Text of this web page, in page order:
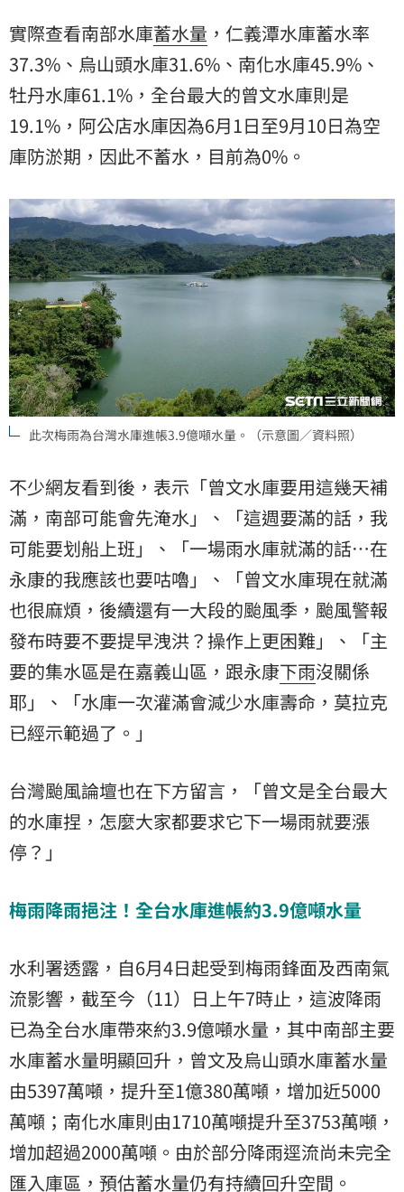
實際查看南部水庫蓄水量 ，仁義潭水庫蓄水率
37.3%、烏山頭水庫31.6%、南化水庫45.9%、
牡丹水庫61.1%，全台最大的曾文水庫則是
19.1%，阿公店水庫因為6月1日至9月10日為空
庫防淤期，因此不蓄水，目前為0%。
此次梅雨為台灣水庫進帳3.9億噸水量。（示意圖／資料照）
不少網友看到後，表示「曾文水庫要用這幾天補
滿，南部可能會先淹水」、「這週要滿的話，我
可能要划船上班」、「一場雨水庫就滿的話…在
永康的我應該也要咕嚕」、「曾文水庫現在就滿
也很麻煩，後續還有一大段的颱風季，颱風警報
發布時要不要提早洩洪？操作上更困難」、「主
要的集水區是在嘉義山區，跟永康下雨沒關係
耶」、「水庫一次灌滿會減少水庫壽命，莫拉克
已經示範過了。」
台灣颱風論壇也在下方留言，「曾文是全台最大
的水庫捏，怎麼大家都要求它下一場雨就要漲
停？」
梅雨降雨挹注！全台水庫進帳約3.9億噸水量
水利署透露，自6月4日起受到梅雨鋒面及西南氣
流影響，截至今（11）日上午7時止，這波降雨
已為全台水庫帶來約3.9億噸水量，其中南部主要
水庫蓄水量明顯回升，曾文及烏山頭水庫蓄水量
由5397萬噸，提升至1億380萬噸，增加近5000
萬噸；南化水庫則由1710萬噸提升至3753萬噸，
增加超過2000萬噸。由於部分降雨逕流尚未完全
匯入庫區，預估蓄水量仍有持續回升空間。